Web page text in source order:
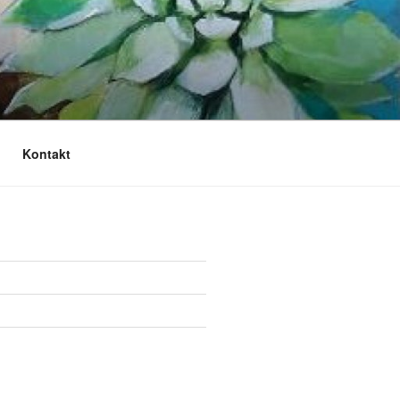
Kontakt